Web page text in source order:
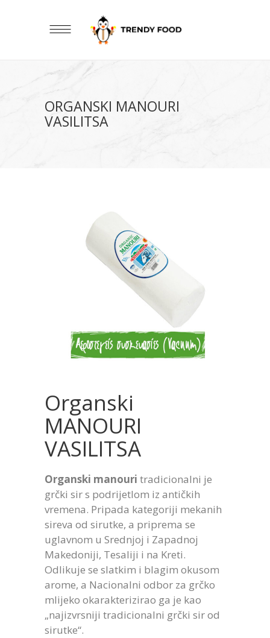
ORGANSKI MANOURI
VASILITSA
Organski
MANOURI
VASILITSA
Organski manouri tradicionalni je
grčki sir s podrijetlom iz antičkih
vremena. Pripada kategoriji mekanih
sireva od sirutke, a priprema se
uglavnom u Srednjoj i Zapadnoj
Makedoniji, Tesaliji i na Kreti.
Odlikuje se slatkim i blagim okusom
arome, a Nacionalni odbor za grčko
mlijeko okarakterizirao ga je kao
„najizvrsniji tradicionalni grčki sir od
sirutke“.